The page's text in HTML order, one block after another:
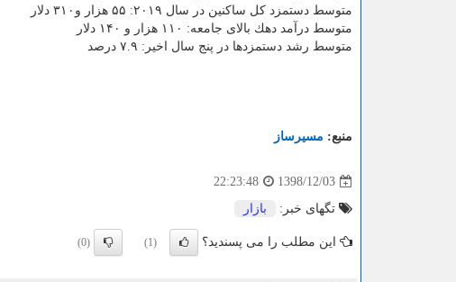
متوسط دستمزد كل ساكنین در سال ۲۰۱۹: ۵۵ هزار و۳۱۰ دلار
متوسط درآمد دهك بالای جامعه: ۱۱۰ هزار و ۱۴۰ دلار
متوسط رشد دستمزدها در پنج سال اخیر: ۷.۹ درصد
منبع: مسیرساز
1398/12/03
22:23:48
تگهای خبر: بازار
این مطلب را می پسندید؟ (1)
(0)